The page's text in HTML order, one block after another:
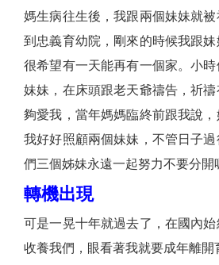
媽生病往生後，我跟兩個妹妹就
到忠義育幼院，剛來的時候我跟
很希望有一天能再有一個家。小
妹妹，在床頭跟老天爺禱告，祈
夠愛我，當年媽媽臨終前跟我說
我好好照顧兩個妹妹，不管日子
們三個姊妹永遠一起努力不要分開
轉機出現
可是一晃十年就過去了，在國內
收養我們，眼看著我就要成年離開